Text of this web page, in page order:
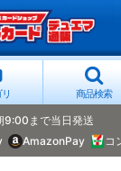
商品検索
9:00まで当日発送
AmazonPay コ